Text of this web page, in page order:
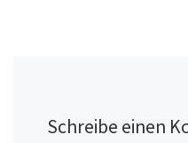
Schreibe einen